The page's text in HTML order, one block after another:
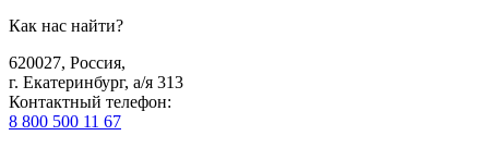
Как нас найти?
620027, Россия,
г. Екатеринбург, а/я 313
Контактный телефон:
8 800 500 11 67